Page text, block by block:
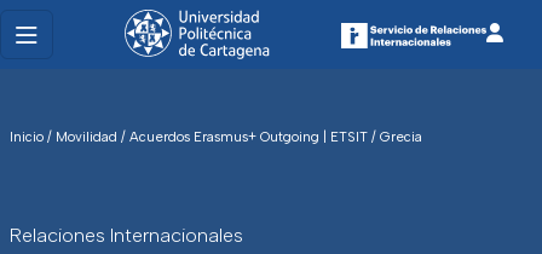
Inicio / Movilidad / Acuerdos Erasmus+ Outgoing | ETSIT / Grecia
Relaciones Internacionales